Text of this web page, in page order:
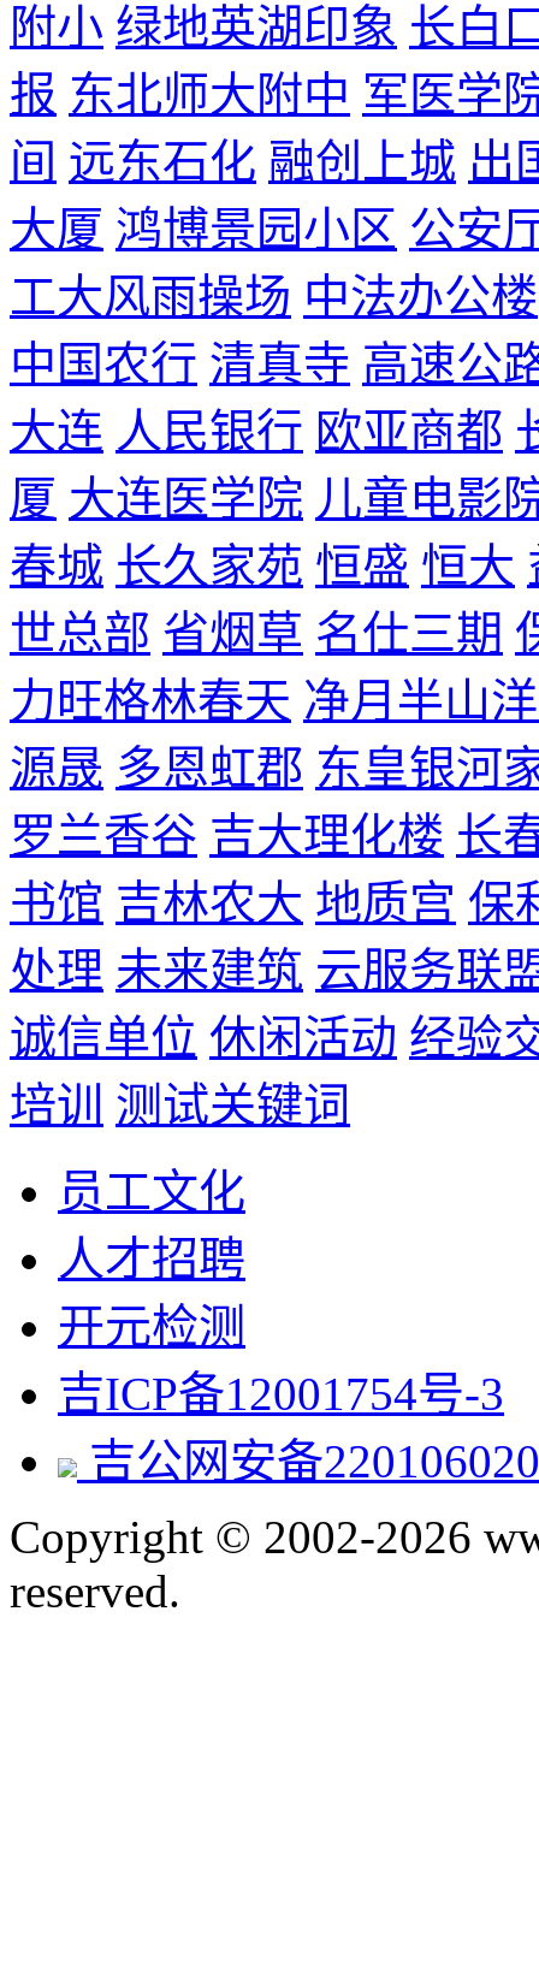
附小 绿地英湖印象 长白
报 东北师大附中 军医学
间 远东石化 融创上城 出
大厦 鸿博景园小区 公安
工大风雨操场 中法办公楼
中国农行 清真寺 高速公
大连 人民银行 欧亚商都
厦 大连医学院 儿童电影
春城 长久家苑 恒盛 恒大
世总部 省烟草 名仕三期
力旺格林春天 净月半山
源晟 多恩虹郡 东皇银河
罗兰香谷 吉大理化楼 长
书馆 吉林农大 地质宫 保
处理 未来建筑 云服务联
诚信单位 休闲活动 经验
培训 测试关键词
员工文化
人才招聘
开元检测
吉ICP备12001754号-3
吉公网安备
Copyright © 2002-2026
reserved.